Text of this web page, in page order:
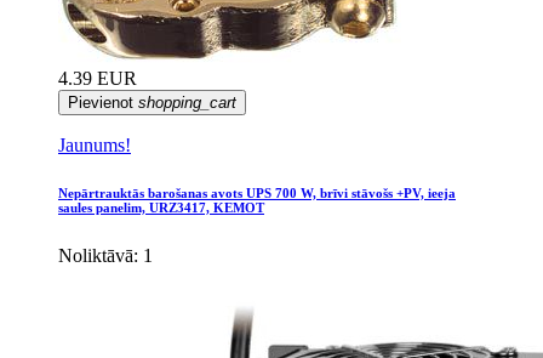
4.39 EUR
Pievienot shopping_cart
Jaunums!
Nepārtrauktās barošanas avots UPS 700 W, brīvi stāvošs +PV, ieeja
saules panelim, URZ3417, KEMOT
Noliktāvā: 1